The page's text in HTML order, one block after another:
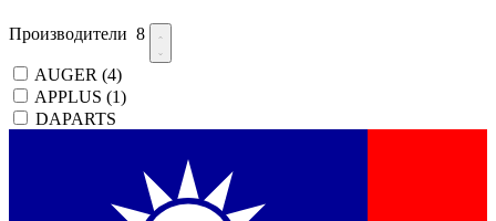
Производители 8
AUGER (4)
APPLUS (1)
DAPARTS